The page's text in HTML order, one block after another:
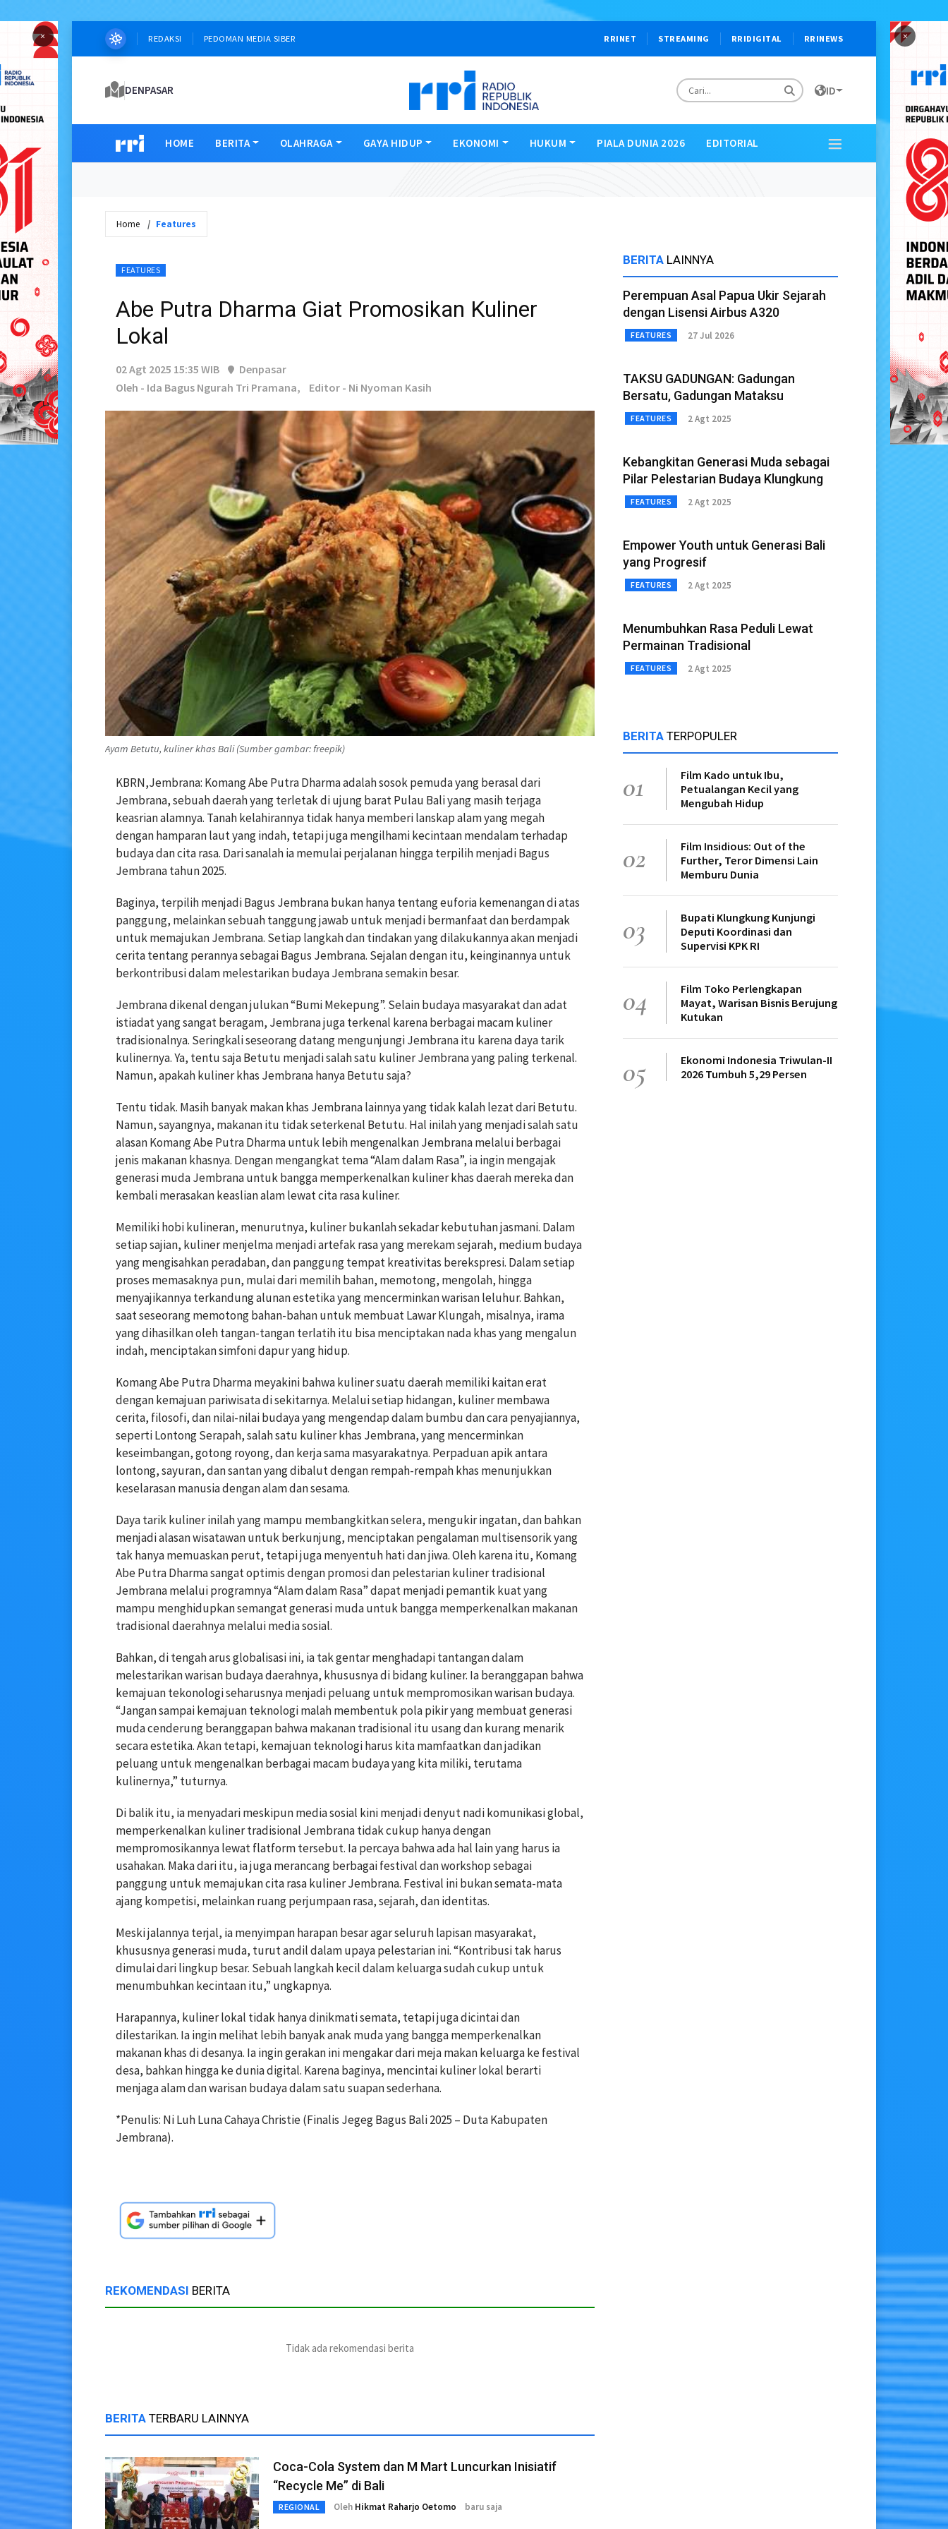
× ×
REDAKSI PEDOMAN MEDIA SIBER RRINET STREAMING RRIDIGITAL RRINEWS
DENPASAR ID
HOME BERITA OLAHRAGA GAYA HIDUP EKONOMI HUKUM PIALA DUNIA 2026 EDITORIAL
Home Features
FEATURES
Abe Putra Dharma Giat Promosikan Kuliner
Lokal
02 Agt 2025 15:35 WIB
Denpasar
Oleh - Ida Bagus Ngurah Tri Pramana,
Editor - Ni Nyoman Kasih
Ayam Betutu, kuliner khas Bali (Sumber gambar: freepik)
KBRN,Jembrana: Komang Abe Putra Dharma adalah sosok pemuda yang berasal dari
Jembrana, sebuah daerah yang terletak di ujung barat Pulau Bali yang masih terjaga
keasrian alamnya. Tanah kelahirannya tidak hanya memberi lanskap alam yang megah
dengan hamparan laut yang indah, tetapi juga mengilhami kecintaan mendalam terhadap
budaya dan cita rasa. Dari sanalah ia memulai perjalanan hingga terpilih menjadi Bagus
Jembrana tahun 2025.
Baginya, terpilih menjadi Bagus Jembrana bukan hanya tentang euforia kemenangan di atas
panggung, melainkan sebuah tanggung jawab untuk menjadi bermanfaat dan berdampak
untuk memajukan Jembrana. Setiap langkah dan tindakan yang dilakukannya akan menjadi
cerita tentang perannya sebagai Bagus Jembrana. Sejalan dengan itu, keinginannya untuk
berkontribusi dalam melestarikan budaya Jembrana semakin besar.
Jembrana dikenal dengan julukan “Bumi Mekepung”. Selain budaya masyarakat dan adat
istiadat yang sangat beragam, Jembrana juga terkenal karena berbagai macam kuliner
tradisionalnya. Seringkali seseorang datang mengunjungi Jembrana itu karena daya tarik
kulinernya. Ya, tentu saja Betutu menjadi salah satu kuliner Jembrana yang paling terkenal.
Namun, apakah kuliner khas Jembrana hanya Betutu saja?
Tentu tidak. Masih banyak makan khas Jembrana lainnya yang tidak kalah lezat dari Betutu.
Namun, sayangnya, makanan itu tidak seterkenal Betutu. Hal inilah yang menjadi salah satu
alasan Komang Abe Putra Dharma untuk lebih mengenalkan Jembrana melalui berbagai
jenis makanan khasnya. Dengan mengangkat tema “Alam dalam Rasa”, ia ingin mengajak
generasi muda Jembrana untuk bangga memperkenalkan kuliner khas daerah mereka dan
kembali merasakan keaslian alam lewat cita rasa kuliner.
Memiliki hobi kulineran, menurutnya, kuliner bukanlah sekadar kebutuhan jasmani. Dalam
setiap sajian, kuliner menjelma menjadi artefak rasa yang merekam sejarah, medium budaya
yang mengisahkan peradaban, dan panggung tempat kreativitas berekspresi. Dalam setiap
proses memasaknya pun, mulai dari memilih bahan, memotong, mengolah, hingga
menyajikannya terkandung alunan estetika yang mencerminkan warisan leluhur. Bahkan,
saat seseorang memotong bahan-bahan untuk membuat Lawar Klungah, misalnya, irama
yang dihasilkan oleh tangan-tangan terlatih itu bisa menciptakan nada khas yang mengalun
indah, menciptakan simfoni dapur yang hidup.
Komang Abe Putra Dharma meyakini bahwa kuliner suatu daerah memiliki kaitan erat
dengan kemajuan pariwisata di sekitarnya. Melalui setiap hidangan, kuliner membawa
cerita, filosofi, dan nilai-nilai budaya yang mengendap dalam bumbu dan cara penyajiannya,
seperti Lontong Serapah, salah satu kuliner khas Jembrana, yang mencerminkan
keseimbangan, gotong royong, dan kerja sama masyarakatnya. Perpaduan apik antara
lontong, sayuran, dan santan yang dibalut dengan rempah-rempah khas menunjukkan
keselarasan manusia dengan alam dan sesama.
Daya tarik kuliner inilah yang mampu membangkitkan selera, mengukir ingatan, dan bahkan
menjadi alasan wisatawan untuk berkunjung, menciptakan pengalaman multisensorik yang
tak hanya memuaskan perut, tetapi juga menyentuh hati dan jiwa. Oleh karena itu, Komang
Abe Putra Dharma sangat optimis dengan promosi dan pelestarian kuliner tradisional
Jembrana melalui programnya “Alam dalam Rasa” dapat menjadi pemantik kuat yang
mampu menghidupkan semangat generasi muda untuk bangga memperkenalkan makanan
tradisional daerahnya melalui media sosial.
Bahkan, di tengah arus globalisasi ini, ia tak gentar menghadapi tantangan dalam
melestarikan warisan budaya daerahnya, khususnya di bidang kuliner. Ia beranggapan bahwa
kemajuan tekonologi seharusnya menjadi peluang untuk mempromosikan warisan budaya.
“Jangan sampai kemajuan teknologi malah membentuk pola pikir yang membuat generasi
muda cenderung beranggapan bahwa makanan tradisional itu usang dan kurang menarik
secara estetika. Akan tetapi, kemajuan teknologi harus kita mamfaatkan dan jadikan
peluang untuk mengenalkan berbagai macam budaya yang kita miliki, terutama
kulinernya,” tuturnya.
Di balik itu, ia menyadari meskipun media sosial kini menjadi denyut nadi komunikasi global,
memperkenalkan kuliner tradisional Jembrana tidak cukup hanya dengan
mempromosikannya lewat flatform tersebut. Ia percaya bahwa ada hal lain yang harus ia
usahakan. Maka dari itu, ia juga merancang berbagai festival dan workshop sebagai
panggung untuk memajukan cita rasa kuliner Jembrana. Festival ini bukan semata-mata
ajang kompetisi, melainkan ruang perjumpaan rasa, sejarah, dan identitas.
Meski jalannya terjal, ia menyimpan harapan besar agar seluruh lapisan masyarakat,
khususnya generasi muda, turut andil dalam upaya pelestarian ini. “Kontribusi tak harus
dimulai dari lingkup besar. Sebuah langkah kecil dalam keluarga sudah cukup untuk
menumbuhkan kecintaan itu,” ungkapnya.
Harapannya, kuliner lokal tidak hanya dinikmati semata, tetapi juga dicintai dan
dilestarikan. Ia ingin melihat lebih banyak anak muda yang bangga memperkenalkan
makanan khas di desanya. Ia ingin gerakan ini mengakar dari meja makan keluarga ke festival
desa, bahkan hingga ke dunia digital. Karena baginya, mencintai kuliner lokal berarti
menjaga alam dan warisan budaya dalam satu suapan sederhana.
*Penulis: Ni Luh Luna Cahaya Christie (Finalis Jegeg Bagus Bali 2025 – Duta Kabupaten
Jembrana).
REKOMENDASI BERITA
Tidak ada rekomendasi berita
BERITA TERBARU LAINNYA
Coca-Cola System dan M Mart Luncurkan Inisiatif
“Recycle Me” di Bali
REGIONAL Oleh Hikmat Raharjo Oetomo baru saja
BERITA LAINNYA
Perempuan Asal Papua Ukir Sejarah
dengan Lisensi Airbus A320
FEATURES 27 Jul 2026
TAKSU GADUNGAN: Gadungan
Bersatu, Gadungan Mataksu
FEATURES 2 Agt 2025
Kebangkitan Generasi Muda sebagai
Pilar Pelestarian Budaya Klungkung
FEATURES 2 Agt 2025
Empower Youth untuk Generasi Bali
yang Progresif
FEATURES 2 Agt 2025
Menumbuhkan Rasa Peduli Lewat
Permainan Tradisional
FEATURES 2 Agt 2025
BERITA TERPOPULER
01
Film Kado untuk Ibu,
Petualangan Kecil yang
Mengubah Hidup
02
Film Insidious: Out of the
Further, Teror Dimensi Lain
Memburu Dunia
03
Bupati Klungkung Kunjungi
Deputi Koordinasi dan
Supervisi KPK RI
04
Film Toko Perlengkapan
Mayat, Warisan Bisnis Berujung
Kutukan
05
Ekonomi Indonesia Triwulan-II
2026 Tumbuh 5,29 Persen